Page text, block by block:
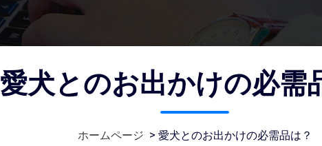
愛犬とのお出かけの必需
ホームページ > 愛犬とのお出かけの必需品は？